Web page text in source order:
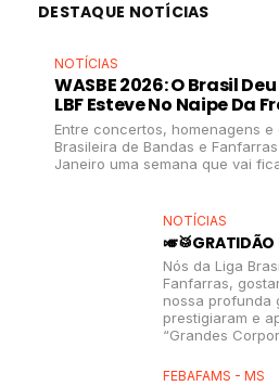
DESTAQUE NOTÍCIAS
NOTÍCIAS
WASBE 2026: O Brasil
LBF Esteve No Naipe Da
Entre concertos, homenagens
Brasileira de Bandas e
Janeiro uma semana que vai
NOTÍCIAS
Nós da Liga
Fanfarras,
nossa profunda
prestigiaram e
“Grandes
FEBAFAMS - MS